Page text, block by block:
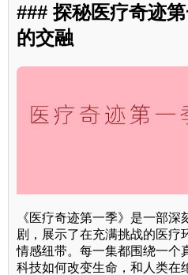
### 探秘医疗奇迹
的交融
《医疗奇迹第一季》是一部
剧，展示了在充满挑战的医疗
情感纽带。每一集都围绕一个
科技如何改变生命，和人类在